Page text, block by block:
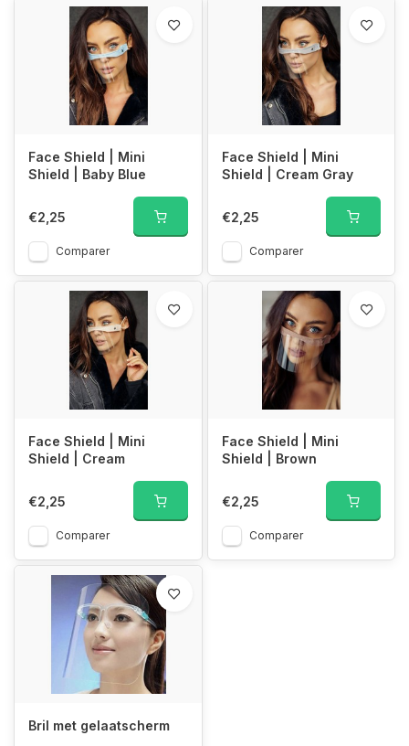
Face Shield | Mini
Shield | Baby Blue
€2,25
Comparer
Face Shield | Mini
Shield | Cream Gray
€2,25
Comparer
Face Shield | Mini
Shield | Cream
€2,25
Comparer
Face Shield | Mini
Shield | Brown
€2,25
Comparer
Bril met gelaatscherm